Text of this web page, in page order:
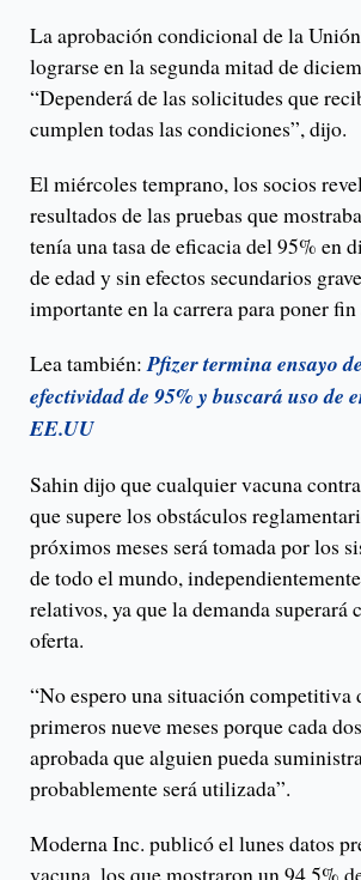
La aprobación condicional de la
lograrse en la segunda mitad de
“Dependerá de las solicitudes que
cumplen todas las condiciones”, dijo.
El miércoles temprano, los socios
resultados de las pruebas que
tenía una tasa de eficacia del 95% en
de edad y sin efectos secundarios
importante en la carrera para poner
Lea también: Pfizer termina ensayo
efectividad de 95% y buscará uso de
EE.UU
Sahin dijo que cualquier vacuna
que supere los obstáculos
próximos meses será tomada por los
de todo el mundo,
relativos, ya que la demanda superará
oferta.
“No espero una situación competitiva
primeros nueve meses porque cada
aprobada que alguien pueda
probablemente será utilizada”.
Moderna Inc. publicó el lunes datos
vacuna, los que mostraron un 94,5%